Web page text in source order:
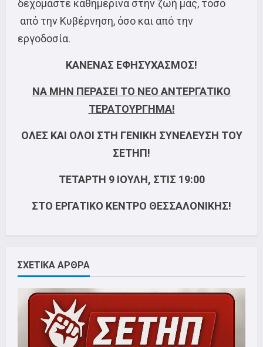
δεχόμαστε καθημερινά στην ζωή μας, τόσο
από την Κυβέρνηση, όσο και από την
εργοδοσία.
ΚΑΝΕΝΑΣ ΕΦΗΣΥΧΑΣΜΟΣ!
ΝΑ ΜΗΝ ΠΕΡΑΣΕΙ ΤΟ ΝΕΟ ΑΝΤΕΡΓΑΤΙΚΟ
ΤΕΡΑΤΟΥΡΓΗΜΑ!
ΟΛΕΣ ΚΑΙ ΟΛΟΙ ΣΤΗ ΓΕΝΙΚΗ ΣΥΝΕΛΕΥΣΗ ΤΟΥ
ΣΕΤΗΠ!
ΤΕΤΑΡΤΗ 9 ΙΟΥΛΗ, ΣΤΙΣ 19:00
ΣΤΟ ΕΡΓΑΤΙΚΟ ΚΕΝΤΡΟ ΘΕΣΣΑΛΟΝΙΚΗΣ!
ΣΧΕΤΙΚΑ ΑΡΘΡΑ